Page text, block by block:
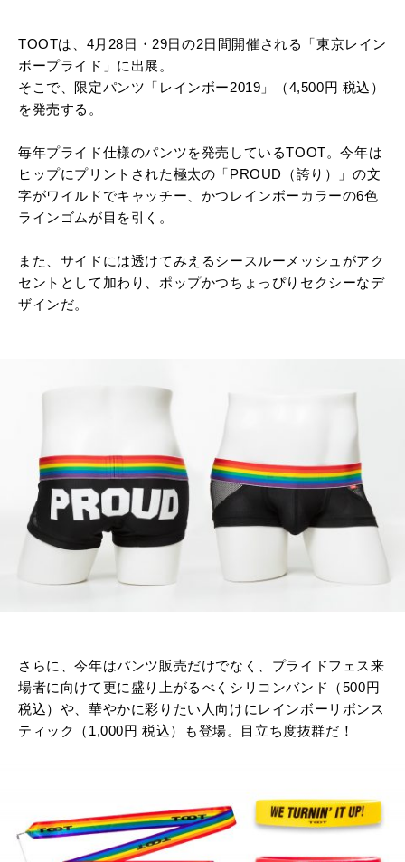
TOOTは、4月28日・29日の2日間開催される「東京レイン
ボープライド」に出展。
そこで、限定パンツ「レインボー2019」（4,500円 税込）
を発売する。
毎年プライド仕様のパンツを発売しているTOOT。今年は
ヒップにプリントされた極太の「PROUD（誇り）」の文
字がワイルドでキャッチー、かつレインボーカラーの6色
ラインゴムが目を引く。
また、サイドには透けてみえるシースルーメッシュがアク
セントとして加わり、ポップかつちょっぴりセクシーなデ
ザインだ。
さらに、今年はパンツ販売だけでなく、プライドフェス来
場者に向けて更に盛り上がるべくシリコンバンド（500円
税込）や、華やかに彩りたい人向けにレインボーリボンス
ティック（1,000円 税込）も登場。目立ち度抜群だ！